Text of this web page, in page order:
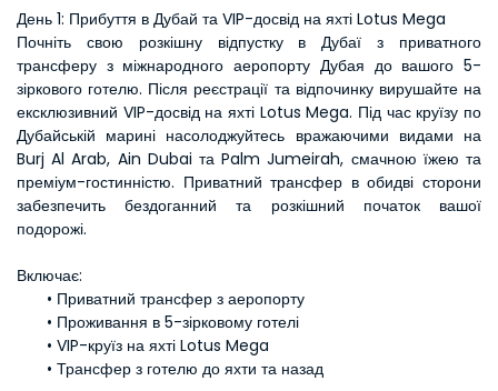
День 1: Прибуття в Дубай та VIP-досвід на яхті Lotus Mega
Почніть свою розкішну відпустку в Дубаї з приватного
трансферу з міжнародного аеропорту Дубая до вашого 5-
зіркового готелю. Після реєстрації та відпочинку вирушайте на
ексклюзивний VIP-досвід на яхті Lotus Mega. Під час круїзу по
Дубайській марині насолоджуйтесь вражаючими видами на
Burj Al Arab, Ain Dubai та Palm Jumeirah, смачною їжею та
преміум-гостинністю. Приватний трансфер в обидві сторони
забезпечить бездоганний та розкішний початок вашої
подорожі.
Включає:
Приватний трансфер з аеропорту
Проживання в 5-зірковому готелі
VIP-круїз на яхті Lotus Mega
Трансфер з готелю до яхти та назад